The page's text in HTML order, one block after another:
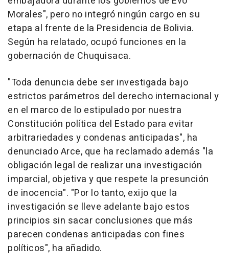
Morales", pero no integró ningún cargo en su
etapa al frente de la Presidencia de Bolivia.
Según ha relatado, ocupó funciones en la
gobernación de Chuquisaca.
"Toda denuncia debe ser investigada bajo
estrictos parámetros del derecho internacional y
en el marco de lo estipulado por nuestra
Constitución política del Estado para evitar
arbitrariedades y condenas anticipadas", ha
denunciado Arce, que ha reclamado además "la
obligación legal de realizar una investigación
imparcial, objetiva y que respete la presunción
de inocencia". "Por lo tanto, exijo que la
investigación se lleve adelante bajo estos
principios sin sacar conclusiones que más
parecen condenas anticipadas con fines
políticos", ha añadido.